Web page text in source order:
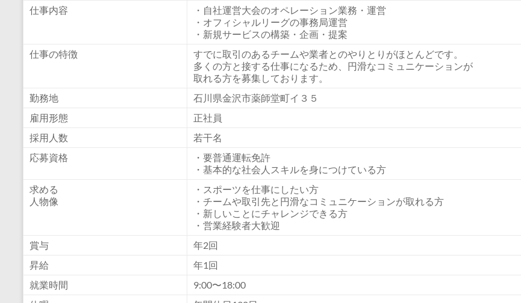
ー
ス
ツ
地
域
を
化
仕事内容
・自社運営大会のオペレーション業務・運営
・オフィシャルリーグの事務局運営
・新規サービスの構築・企画・提案
仕事の特徴
すでに取引のあるチームや業者とのやりとりがほとんどです。
多くの方と接する仕事になるため、円滑なコミュニケーションが
取れる方を募集しております。
勤務地
石川県金沢市薬師堂町イ３５
雇用形態
正社員
採用人数
若干名
応募資格
・要普通運転免許
・基本的な社会人スキルを身につけている方
求める
人物像
・スポーツを仕事にしたい方
・チームや取引先と円滑なコミュニケーションが取れる方
・新しいことにチャレンジできる方
・営業経験者大歓迎
賞与
年2回
昇給
年1回
就業時間
9:00〜18:00